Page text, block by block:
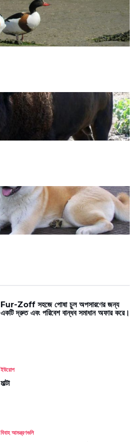
Fur-Zoff সহজে পোষা চুল অপসারণের জন্য
একটি দ্রুত এবং পরিবেশ বান্ধব সমাধান অফার করে।
ইউরোপ
মাল্টা
বিবাহ আমন্ত্রণগুলি